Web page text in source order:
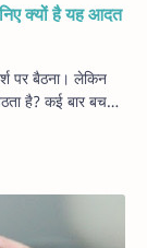
क्यों है यह आदत
पर बैठना। लेकिन
है? कई बार बच…